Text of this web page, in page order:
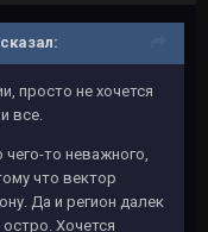
сказал:
просто не хочется
все.
то неважного,
что вектор
Да и регион далек
Хочется